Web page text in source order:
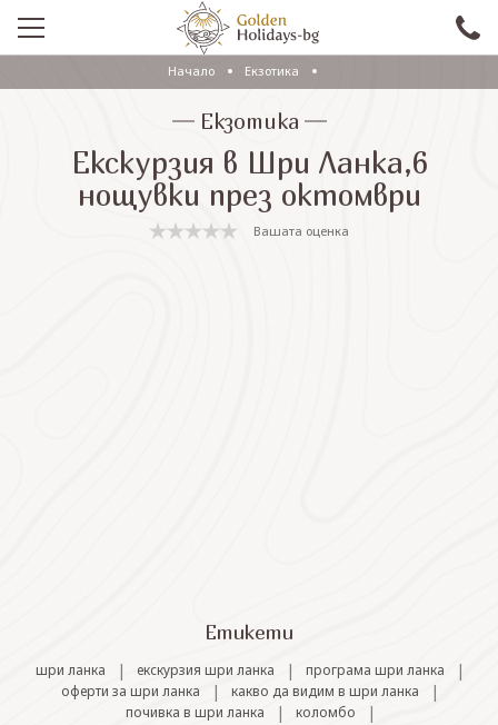
ПРОМО
EКСКУРЗИИ СЪС САМОЛЕТ
ЕКСКУРЗИИ С АВТОБУС
САМОЛЕТНИ ПОЧИВКИ
Начало Екзотика
Екзотика
Екскурзия в Шри Ланка,6
нощувки през октомври
Вашата оценка
Етикети
шри ланка | екскурзия шри ланка | програма шри ланка |
оферти за шри ланка | какво да видим в шри ланка |
почивка в шри ланка | коломбо |